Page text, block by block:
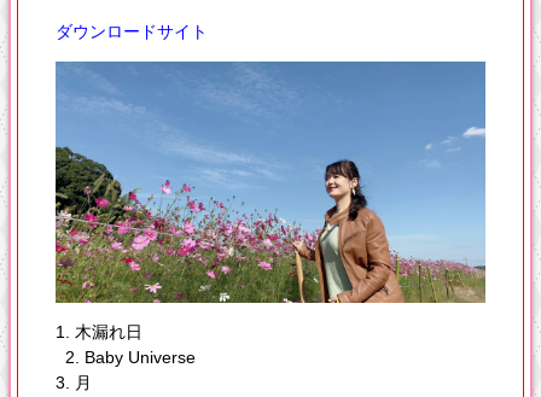
ダウンロードサイト
1. 木漏れ日
2. Baby Universe
3. 月